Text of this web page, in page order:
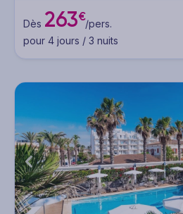
Dès 263€/pers.
pour 4 jours / 3 nuits